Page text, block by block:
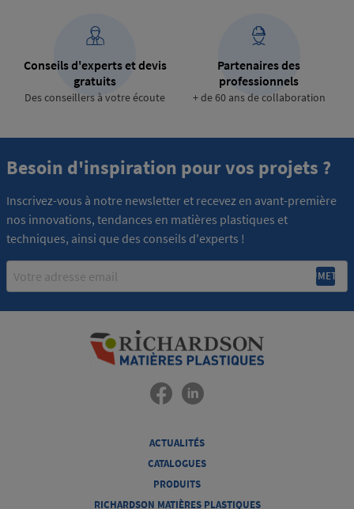
Conseils d'experts et devis
gratuits
Des conseillers à votre écoute
Partenaires des
professionnels
+ de 60 ans de collaboration
Besoin d'inspiration pour vos projets ?
Inscrivez-vous à notre newsletter et recevez en avant-première
nos innovations, tendances en matières plastiques et
techniques, ainsi que des conseils d'experts !
Email
ACTUALITÉS
CATALOGUES
PRODUITS
RICHARDSON MATIÈRES PLASTIQUES